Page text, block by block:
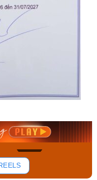
Casio Nam MTS-
Mua ngay